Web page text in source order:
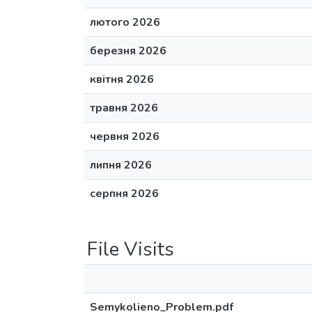
лютого 2026
березня 2026
квітня 2026
травня 2026
червня 2026
липня 2026
серпня 2026
File Visits
Semykolieno_Problem.pdf